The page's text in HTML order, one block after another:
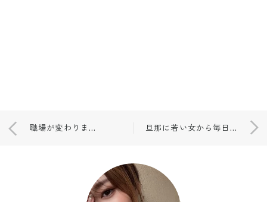
職場が変わります、、 旦那に若い女から毎日愛の囁きが届くので